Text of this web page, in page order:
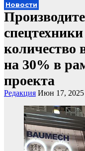
Новости
на 30% в
проекта
Редакция Июн 17, 2025